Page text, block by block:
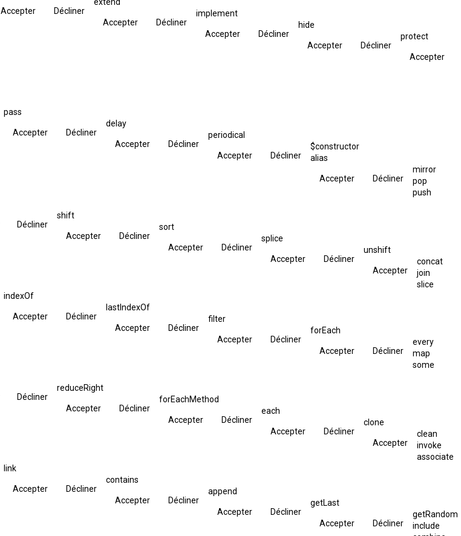
Accepter Décliner
Accepter Décliner
implement
Accepter Décliner
hide
Accepter Décliner
protect
Accepter
pass
Accepter Décliner
delay
Accepter Décliner
periodical
Accepter Décliner
$constructor
alias
Accepter Décliner
mirror
pop
push
Décliner
shift
Accepter Décliner
sort
Accepter Décliner
splice
Accepter Décliner
unshift
Accepter
concat
join
slice
indexOf
Accepter Décliner
lastIndexOf
Accepter Décliner
filter
Accepter Décliner
forEach
Accepter Décliner
every
map
some
Décliner
reduceRight
Accepter Décliner
forEachMethod
Accepter Décliner
each
Accepter Décliner
clone
Accepter
clean
invoke
associate
link
Accepter Décliner
contains
Accepter Décliner
append
Accepter Décliner
getLast
Accepter Décliner
getRandom
include